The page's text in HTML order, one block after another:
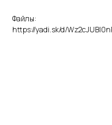
Файлы:
https://yadi.sk/d/